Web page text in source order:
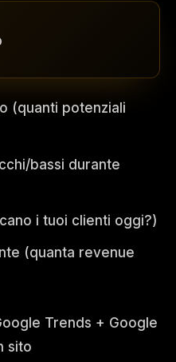
(quanti potenziali
bassi durante
i tuoi clienti oggi?)
(quanta revenue
Trends + Google
sito